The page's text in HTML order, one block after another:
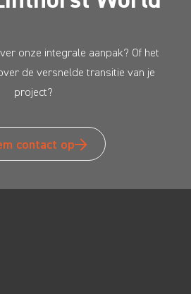
onze integrale aanpak? Of het
de versnelde transitie van je
project?
contact op